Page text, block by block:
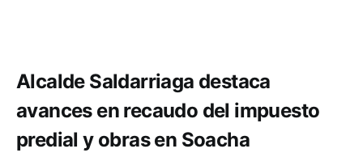
Alcalde Saldarriaga destaca
avances en recaudo del impuesto
predial y obras en Soacha